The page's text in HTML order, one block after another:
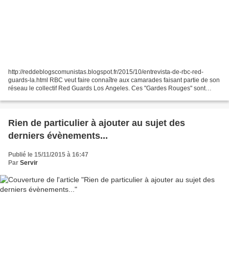
http://reddeblogscomunistas.blogspot.fr/2015/10/entrevista-de-rbc-red-
guards-la.html RBC veut faire connaître aux camarades faisant partie de son
réseau le collectif Red Guards Los Angeles. Ces "Gardes Rouges" sont
Rien de particulier à ajouter au sujet des
derniers évènements...
Publié le 15/11/2015 à 16:47
Par Servir